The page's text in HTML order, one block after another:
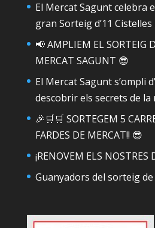
El Mercat Sagunt celebra
gran Sorteig d’11
📢 AMPLIEM EL SORTEIG
MERCAT SAGUNT 😎
El Mercat Sagunt s’ompli
descobrir els secrets de
🎉🛒🛒 SORTEGEM 5
FARDES DE MERCAT!! 😎
¡RENOVEM ELS NOSTRES
Guanyadors del sorteig